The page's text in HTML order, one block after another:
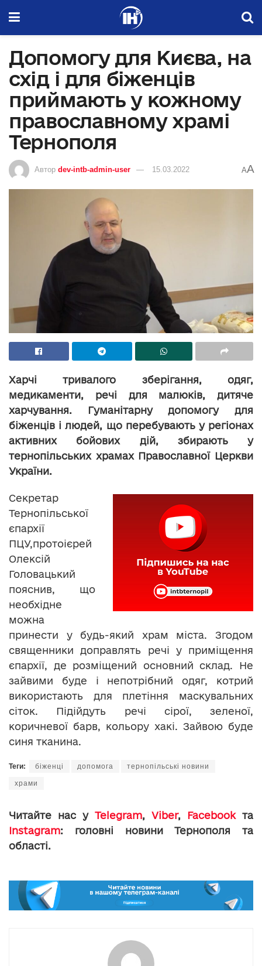
Допомогу для Києва, на
схід і для біженців
приймають у кожному
православному храмі
Тернополя
Автор dev-intb-admin-user 15.03.2022 AA
Харчі тривалого зберігання, одяг,
медикаменти, речі для малюків, дитяче
харчування. Гуманітарну допомогу для
біженців і людей, що перебувають у регіонах
активних бойових дій, збирають у
тернопільських храмах Православної Церкви
України.
Секретар
Тернопільської
єпархії
ПЦУ,протоієрей
Олексій
Головацький
пояснив, що
необхідне
можна
принести у будь-який храм міста. Згодом
священники доправлять речі у приміщення
єпархії, де розміщений основний склад. Не
зайвими буде і непотрібний одяг, котрий
використають для плетіння маскувальних
сіток. Підійдуть речі сірої, зеленої,
коричневої барв, кольору хакі. Зайвою буде
синя тканина.
Теги: біженці допомога тернопільські новини
храми
Читайте нас у Telegram, Viber, Facebookта
Instagram: головні новини Тернополя та
області.